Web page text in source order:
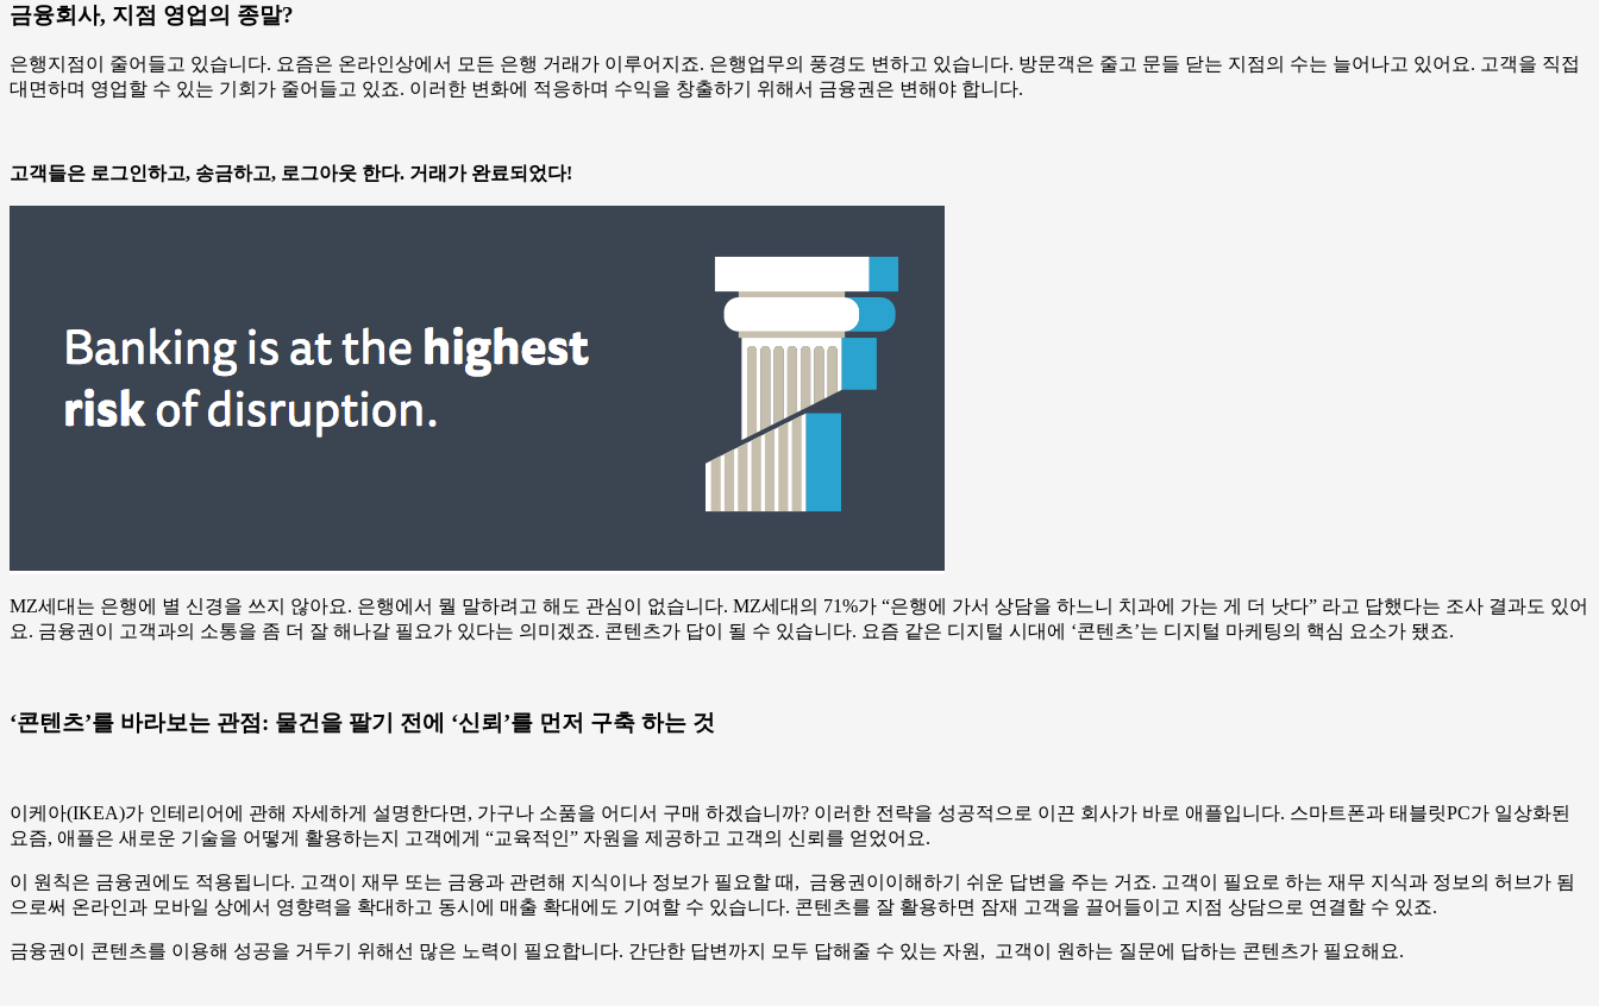
금융회사, 지점 영업의 종말?
은행지점이 줄어들고 있습니다. 요즘은 온라인상에서 모든 은행 거래가 이루어지죠. 은행업무의 풍경도 변하고 있습니다. 방문객은 줄고 문들 닫는 지점의 수는 늘어나고 있어요. 고객을 직접
대면하며 영업할 수 있는 기회가 줄어들고 있죠. 이러한 변화에 적응하며 수익을 창출하기 위해서 금융권은 변해야 합니다.
고객들은 로그인하고, 송금하고, 로그아웃 한다. 거래가 완료되었다!
MZ세대는 은행에 별 신경을 쓰지 않아요. 은행에서 뭘 말하려고 해도 관심이 없습니다. MZ세대의 71%가 “은행에 가서 상담을 하느니 치과에 가는 게 더 낫다” 라고 답했다는 조사 결과도 있어
요. 금융권이 고객과의 소통을 좀 더 잘 해나갈 필요가 있다는 의미겠죠. 콘텐츠가 답이 될 수 있습니다. 요즘 같은 디지털 시대에 ‘콘텐츠’는 디지털 마케팅의 핵심 요소가 됐죠.
‘콘텐츠’를 바라보는 관점: 물건을 팔기 전에 ‘신뢰’를 먼저 구축 하는 것
이케아(IKEA)가 인테리어에 관해 자세하게 설명한다면, 가구나 소품을 어디서 구매 하겠습니까? 이러한 전략을 성공적으로 이끈 회사가 바로 애플입니다. 스마트폰과 태블릿PC가 일상화된
요즘, 애플은 새로운 기술을 어떻게 활용하는지 고객에게 “교육적인” 자원을 제공하고 고객의 신뢰를 얻었어요.
이 원칙은 금융권에도 적용됩니다. 고객이 재무 또는 금융과 관련해 지식이나 정보가 필요할 때, 금융권이이해하기 쉬운 답변을 주는 거죠. 고객이 필요로 하는 재무 지식과 정보의 허브가 됨
으로써 온라인과 모바일 상에서 영향력을 확대하고 동시에 매출 확대에도 기여할 수 있습니다. 콘텐츠를 잘 활용하면 잠재 고객을 끌어들이고 지점 상담으로 연결할 수 있죠.
금융권이 콘텐츠를 이용해 성공을 거두기 위해선 많은 노력이 필요합니다. 간단한 답변까지 모두 답해줄 수 있는 자원, 고객이 원하는 질문에 답하는 콘텐츠가 필요해요.